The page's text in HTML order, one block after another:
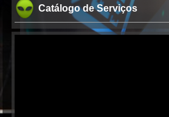
Catálogo de Serviços